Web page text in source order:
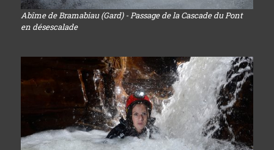
Abîme de Bramabiau (Gard) - Passage de la Cascade du Pont
en désescalade